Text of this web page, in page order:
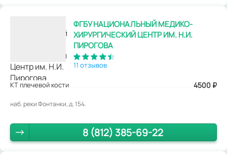
ФГБУ НАЦИОНАЛЬНЫЙ МЕДИКО-
ХИРУРГИЧЕСКИЙ ЦЕНТР ИМ. Н.И.
ПИРОГОВА
11 отзывов
КТ плечевой кости 4500 ₽
наб. реки Фонтанки, д. 154.
8 (812) 385-69-22